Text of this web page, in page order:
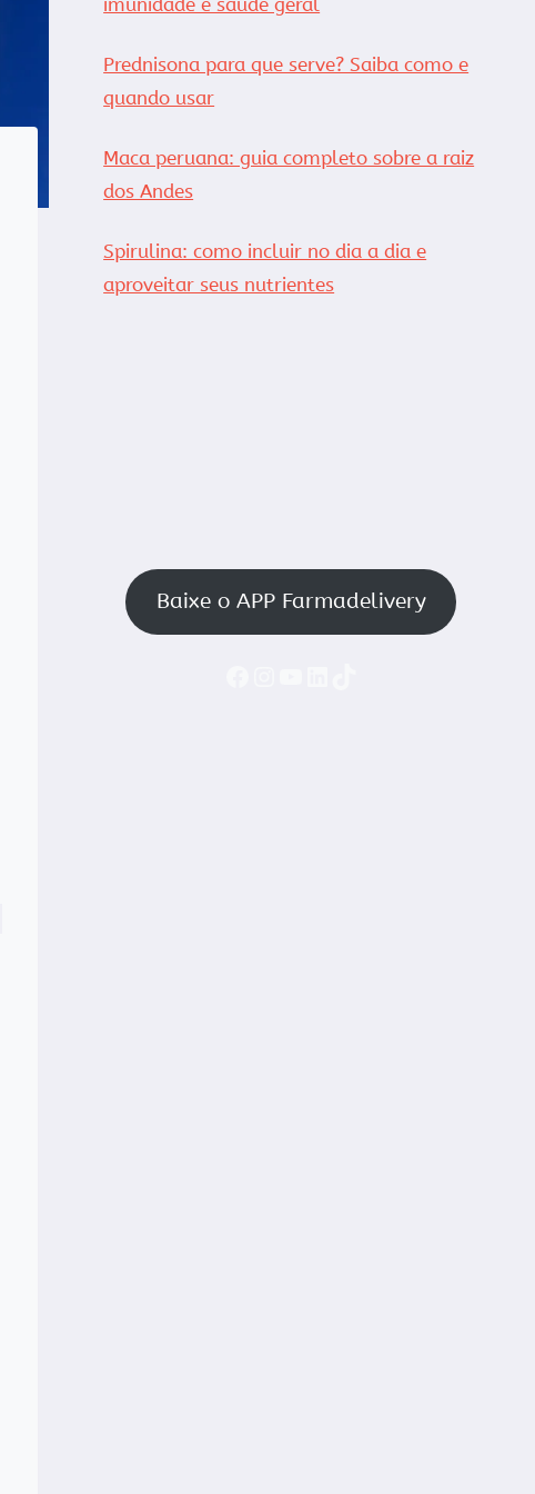
Prednisona para que serve? Saiba como e
quando usar
Maca peruana: guia completo sobre a raiz
dos Andes
Spirulina: como incluir no dia a dia e
aproveitar seus nutrientes
Baixe o APP Farmadelivery